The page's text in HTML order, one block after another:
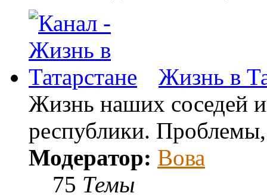
Жизнь в
Жизнь наших соседей
республики.
Модератор: Вова
75 Темы